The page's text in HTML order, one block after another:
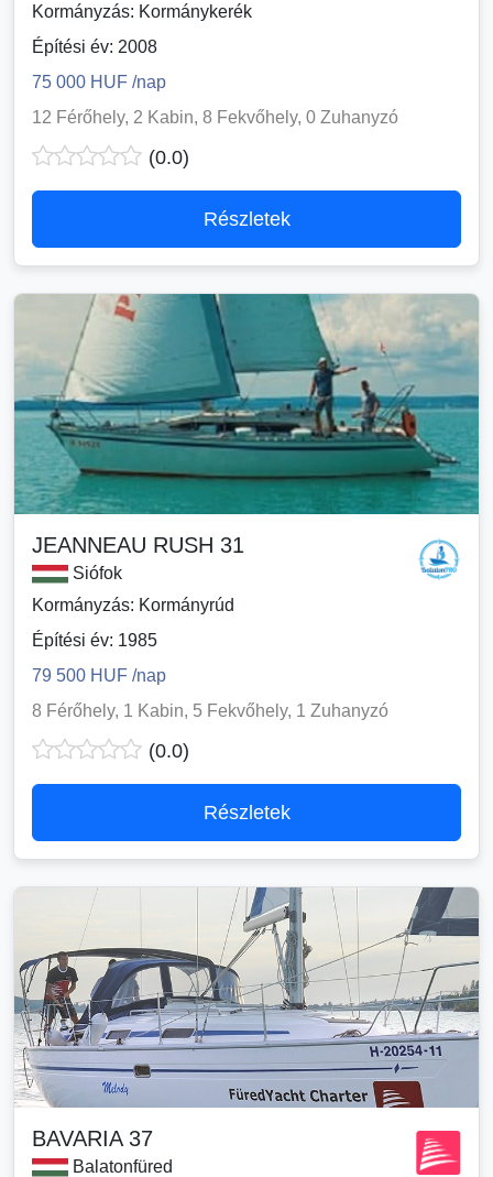
Kormányzás: Kormánykerék
Építési év: 2008
75 000 HUF /nap
12 Férőhely, 2 Kabin, 8 Fekvőhely, 0 Zuhanyzó
(0.0)
Részletek
JEANNEAU RUSH 31
Siófok
Kormányzás: Kormányrúd
Építési év: 1985
79 500 HUF /nap
8 Férőhely, 1 Kabin, 5 Fekvőhely, 1 Zuhanyzó
(0.0)
Részletek
BAVARIA 37
Balatonfüred